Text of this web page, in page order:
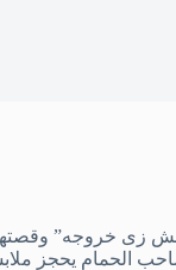
زى خروجه” وقصتها
الحمام يحجز